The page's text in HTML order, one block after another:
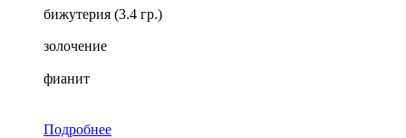
бижутерия (3.4 гр.)
золочение
фианит
Подробнее